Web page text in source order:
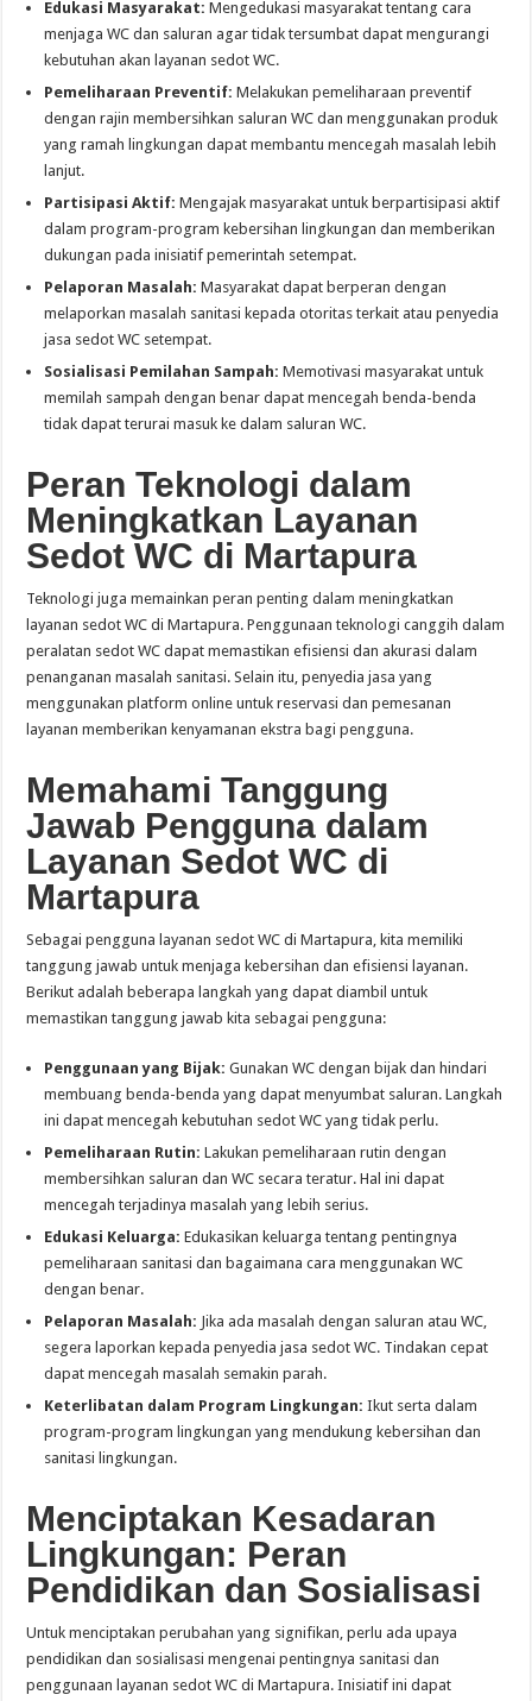
Edukasi Masyarakat: Mengedukasi masyarakat tentang cara
menjaga WC dan saluran agar tidak tersumbat dapat mengurangi
kebutuhan akan layanan sedot WC.
Pemeliharaan Preventif: Melakukan pemeliharaan preventif
dengan rajin membersihkan saluran WC dan menggunakan produk
yang ramah lingkungan dapat membantu mencegah masalah lebih
lanjut.
Partisipasi Aktif: Mengajak masyarakat untuk berpartisipasi aktif
dalam program-program kebersihan lingkungan dan memberikan
dukungan pada inisiatif pemerintah setempat.
Pelaporan Masalah: Masyarakat dapat berperan dengan
melaporkan masalah sanitasi kepada otoritas terkait atau penyedia
jasa sedot WC setempat.
Sosialisasi Pemilahan Sampah: Memotivasi masyarakat untuk
memilah sampah dengan benar dapat mencegah benda-benda
tidak dapat terurai masuk ke dalam saluran WC.
Peran Teknologi dalam
Meningkatkan Layanan
Sedot WC di Martapura
Teknologi juga memainkan peran penting dalam meningkatkan
layanan sedot WC di Martapura. Penggunaan teknologi canggih dalam
peralatan sedot WC dapat memastikan efisiensi dan akurasi dalam
penanganan masalah sanitasi. Selain itu, penyedia jasa yang
menggunakan platform online untuk reservasi dan pemesanan
layanan memberikan kenyamanan ekstra bagi pengguna.
Memahami Tanggung
Jawab Pengguna dalam
Layanan Sedot WC di
Martapura
Sebagai pengguna layanan sedot WC di Martapura, kita memiliki
tanggung jawab untuk menjaga kebersihan dan efisiensi layanan.
Berikut adalah beberapa langkah yang dapat diambil untuk
memastikan tanggung jawab kita sebagai pengguna:
Penggunaan yang Bijak: Gunakan WC dengan bijak dan hindari
membuang benda-benda yang dapat menyumbat saluran. Langkah
ini dapat mencegah kebutuhan sedot WC yang tidak perlu.
Pemeliharaan Rutin: Lakukan pemeliharaan rutin dengan
membersihkan saluran dan WC secara teratur. Hal ini dapat
mencegah terjadinya masalah yang lebih serius.
Edukasi Keluarga: Edukasikan keluarga tentang pentingnya
pemeliharaan sanitasi dan bagaimana cara menggunakan WC
dengan benar.
Pelaporan Masalah: Jika ada masalah dengan saluran atau WC,
segera laporkan kepada penyedia jasa sedot WC. Tindakan cepat
dapat mencegah masalah semakin parah.
Keterlibatan dalam Program Lingkungan: Ikut serta dalam
program-program lingkungan yang mendukung kebersihan dan
sanitasi lingkungan.
Menciptakan Kesadaran
Lingkungan: Peran
Pendidikan dan Sosialisasi
Untuk menciptakan perubahan yang signifikan, perlu ada upaya
pendidikan dan sosialisasi mengenai pentingnya sanitasi dan
penggunaan layanan sedot WC di Martapura. Inisiatif ini dapat